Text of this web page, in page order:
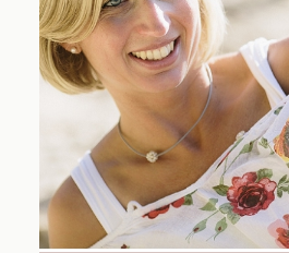
Blog
Impressum